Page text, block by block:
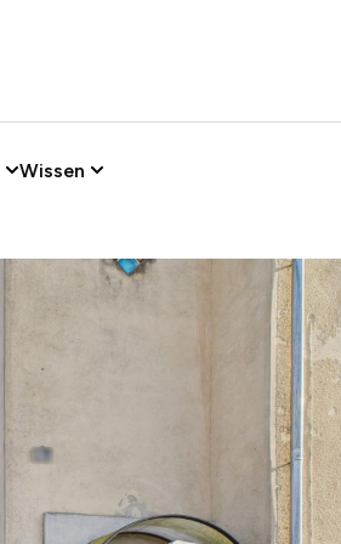
Wissen